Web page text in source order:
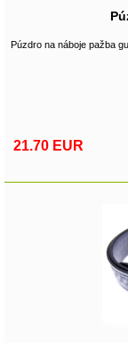
Púzdro na náboje pažba
21.70 EUR